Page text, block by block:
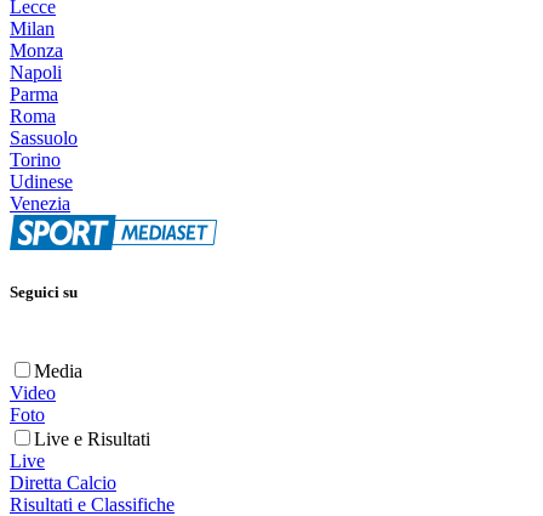
Lecce
Milan
Monza
Napoli
Parma
Roma
Sassuolo
Torino
Udinese
Venezia
Seguici su
Media
Video
Foto
Live e Risultati
Live
Diretta Calcio
Risultati e Classifiche